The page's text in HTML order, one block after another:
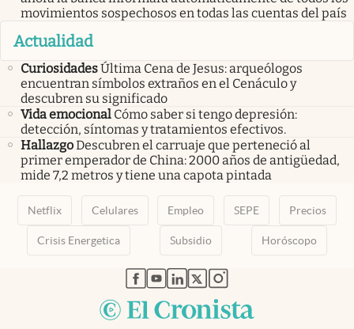
movimientos sospechosos en todas las cuentas del país
Actualidad
CuriosidadesÚltima Cena de Jesus: arqueólogos
encuentran símbolos extraños en el Cenáculo y
descubren su significado
Vida emocional Cómo saber si tengo depresión:
detección, síntomas y tratamientos efectivos.
HallazgoDescubren el carruaje que perteneció al
primer emperador de China: 2000 años de antigüedad,
mide 7,2 metros y tiene una capota pintada
Netflix Celulares Empleo SEPE Precios
Crisis Energetica Subsidio Horóscopo
abre en nueva pestaña
abre en nueva pestaña
abre en nueva pestaña
abre en nueva pestaña
abre en nueva pestaña